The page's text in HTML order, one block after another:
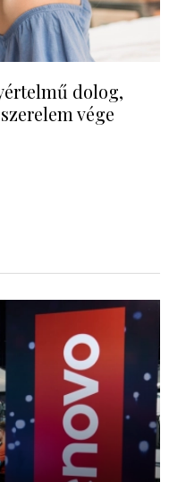
dolog,
vége